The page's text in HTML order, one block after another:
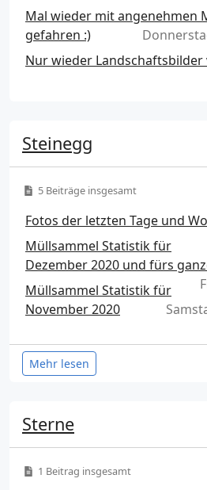
Mal wieder mit angenehmen
gefahren :)
Nur wieder Landschaftsbilder
Steinegg
5 Beiträge insgesamt
Fotos der letzten Tage und
Müllsammel Statistik für
Dezember 2020 und fürs
Müllsammel Statistik für
November 2020
Mehr lesen
Sterne
1 Beitrag insgesamt